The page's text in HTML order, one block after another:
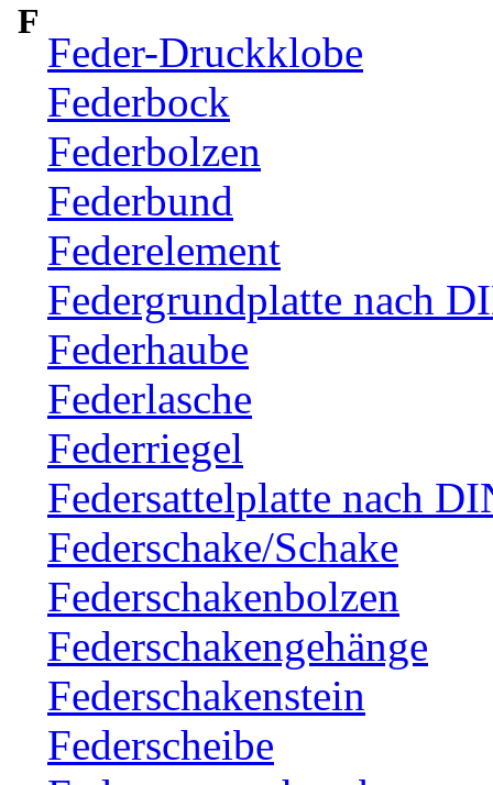
F
Feder-Druckklobe
Federbock
Federbolzen
Federbund
Federelement
Federgrundplatte nach
Federhaube
Federlasche
Federriegel
Federsattelplatte nach
Federschake/Schake
Federschakenbolzen
Federschakengehänge
Federschakenstein
Federscheibe